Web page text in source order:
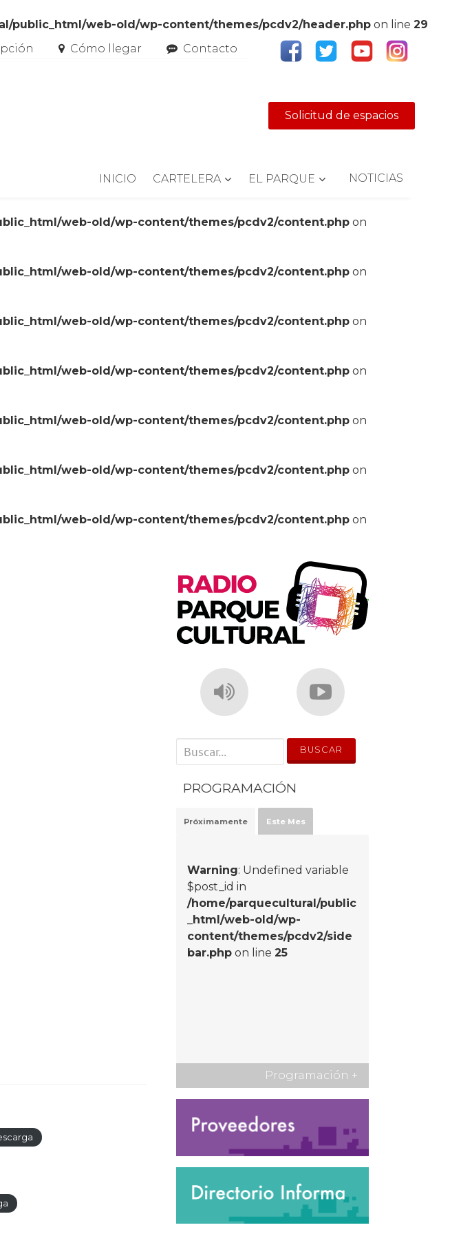
public_html/web-old/wp-content/themes/pcdv2/header.php on line 29
Cómo llegar Contacto
Solicitud de espacios
INICIO CARTELERA EL PARQUE NOTICIAS
web-old/wp-content/themes/pcdv2/content.php on
web-old/wp-content/themes/pcdv2/content.php on
web-old/wp-content/themes/pcdv2/content.php on
web-old/wp-content/themes/pcdv2/content.php on
web-old/wp-content/themes/pcdv2/content.php on
web-old/wp-content/themes/pcdv2/content.php on
web-old/wp-content/themes/pcdv2/content.php on
' . __('Search for:') . '
PROGRAMACIÓN
Próximamente Este Mes
Warning: Undefined variable
$post_id in
/home/parquecultural/public
_html/web-old/wp-
content/themes/pcdv2/side
bar.php on line25
Programación +